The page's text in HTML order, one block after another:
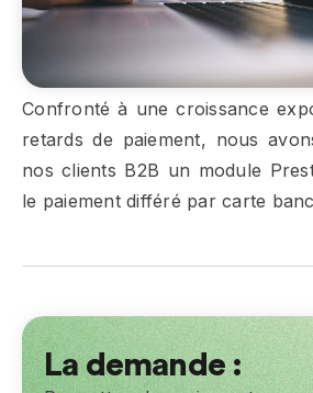
Confronté à une croissance
retards de paiement, nous
nos clients B2B un module
le paiement différé par carte
La demande :